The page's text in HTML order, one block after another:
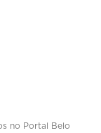
no Portal Belo